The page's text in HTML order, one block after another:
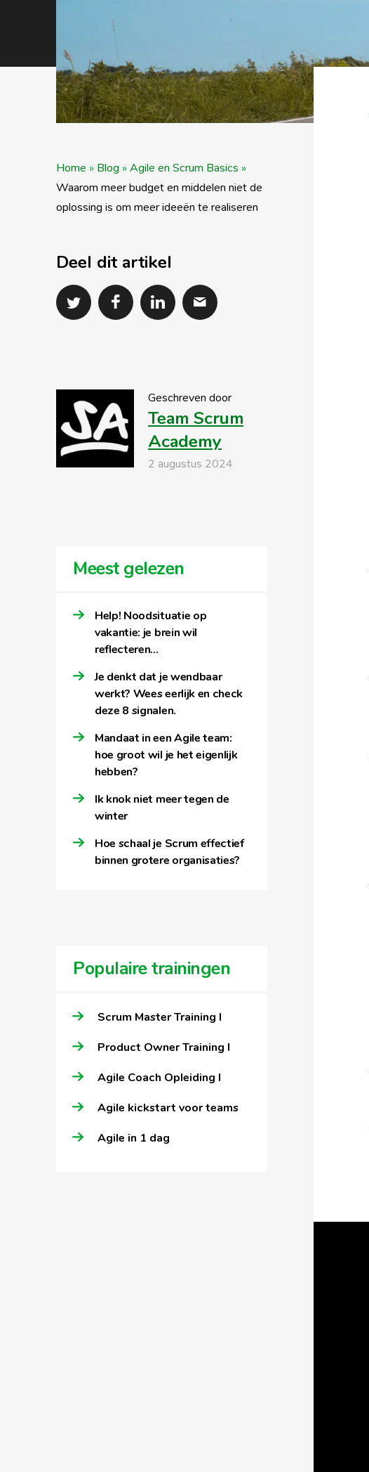
Home » Blog » Agile en Scrum Basics »
Waarom meer budget en middelen niet de
oplossing is om meer ideeën te realiseren
Deel dit artikel
Geschreven door
Team Scrum
Academy
2 augustus 2024
Meest gelezen
Help! Noodsituatie op
vakantie: je brein wil
reflecteren…
Je denkt dat je wendbaar
werkt? Wees eerlijk en check
deze 8 signalen.
Mandaat in een Agile team:
hoe groot wil je het eigenlijk
hebben?
Ik knok niet meer tegen de
winter
Hoe schaal je Scrum effectief
binnen grotere organisaties?
Populaire trainingen
Scrum Master Training I
Product Owner Training I
Agile Coach Opleiding I
Agile kickstart voor teams
Agile in 1 dag